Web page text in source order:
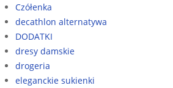
Czółenka
decathlon alternatywa
DODATKI
dresy damskie
drogeria
eleganckie sukienki